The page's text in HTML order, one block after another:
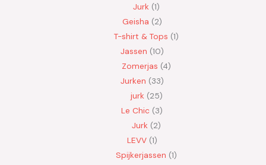
Jurk 1
Geisha 2
T-shirt & Tops 1
Jassen 10
Zomerjas 4
Jurken 33
jurk 25
Le Chic 3
Jurk 2
LEVV 1
Spijkerjassen 1